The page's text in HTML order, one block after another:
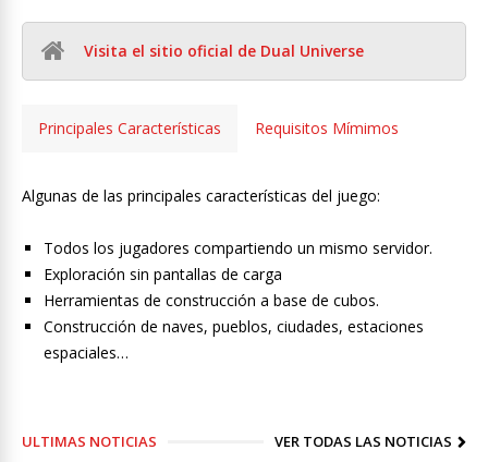
Visita el sitio oficial de Dual Universe
Principales Características Requisitos Mímimos
Algunas de las principales características del juego:
Todos los jugadores compartiendo un mismo servidor.
Exploración sin pantallas de carga
Herramientas de construcción a base de cubos.
Construcción de naves, pueblos, ciudades, estaciones
espaciales…
ULTIMAS NOTICIAS VER TODAS LAS NOTICIAS